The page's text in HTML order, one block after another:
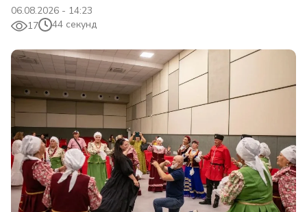
06.08.2026 - 14:23
17
44 секунд